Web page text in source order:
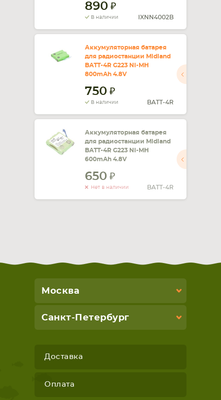
890
В наличии IXNN4002B
Аккумуляторная батарея
для радиостанции Midland
BATT-4R G223 Ni-MH
800mAh 4.8V
750
В наличии BATT-4R
Аккумуляторная батарея
для радиостанции Midland
BATT-4R G223 Ni-MH
600mAh 4.8V
650
Нет в наличии BATT-4R
Москва
Санкт-Петербург
Доставка
Оплата